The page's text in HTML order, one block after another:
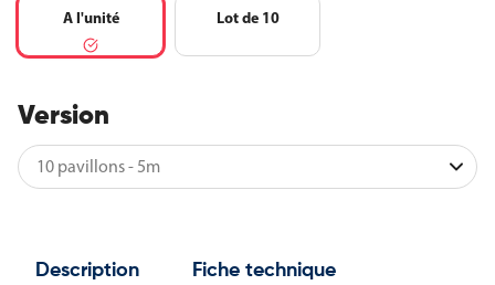
A l'unité Lot de 10
Version
Description Fiche technique